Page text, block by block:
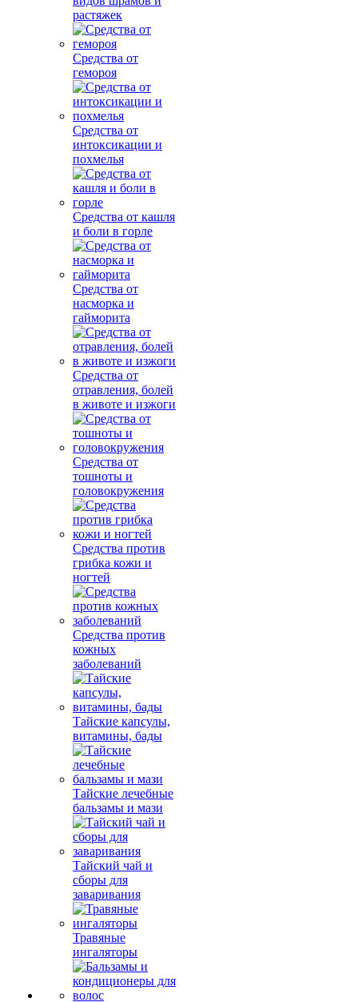
растяжек
Средства от
гемороя
Средства от
интоксикации и
похмелья
Средства от кашля
и боли в горле
Средства от
насморка и
гайморита
Средства от
отравления, болей
в животе и изжоги
Средства от
тошноты и
головокружения
Средства против
грибка кожи и
ногтей
Средства против
кожных
заболеваний
Тайские капсулы,
витамины, бады
Тайские лечебные
бальзамы и мази
Тайский чай и
сборы для
заваривания
Травяные
ингаляторы